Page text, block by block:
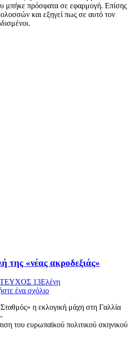
μπήκε πρόσφατα σε εφαρμογή. Επίσης
και εξηγεί πως σε αυτό τον
της «νέας ακροδεξιάς»
ΤΕΥΧΟΣ 13Ελένη
ένα σχόλιο
η εκλογική μάχη στη Γαλλία
του ευρωπαϊκού πολιτικού σκηνικού